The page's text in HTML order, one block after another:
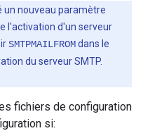
un nouveau paramètre
l'activation d'un serveur
SMTPMAILFROMdans le
du serveur SMTP.
fichiers de configuration
si: